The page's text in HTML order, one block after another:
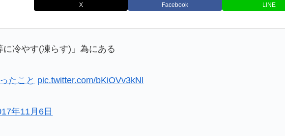
X Facebook LINE
に冷やす(凍らす)」為にある
たこと pic.twitter.com/bKiOVv3kNl
年11月6日